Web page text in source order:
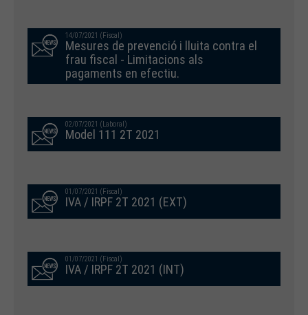
14/07/2021 (Fiscal)
Mesures de prevenció i lluita contra el
frau fiscal - Limitacions als
pagaments en efectiu.
02/07/2021 (Laboral)
Model 111 2T 2021
01/07/2021 (Fiscal)
IVA / IRPF 2T 2021 (EXT)
01/07/2021 (Fiscal)
IVA / IRPF 2T 2021 (INT)